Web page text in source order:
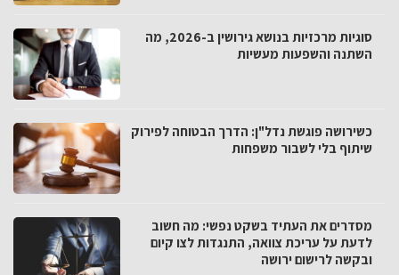
סוגיות מרכזיות בנושא גירושין ב-2026, מה
השתנה והשפעות מעשיות
כשירושה פוגשת נדל"ן: הדרך הבטוחה לפירוק
שיתוף בלי לשבור משפחות
מסדרים את העתיד בשקט נפשי: מה חשוב
לדעת על עריכת צוואה, התנגדות לצו קיום
ובקשה לרישום ירושה